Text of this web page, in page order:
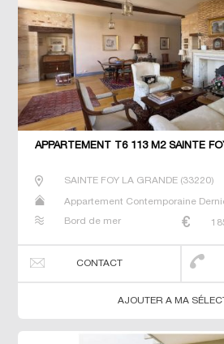
APPARTEMENT T6 113 M2 SAINTE
SAINTE FOY LA GRANDE(33220)
Appartement Contemporaine
Bord de mer
CONTACT
AJOUTER A MA